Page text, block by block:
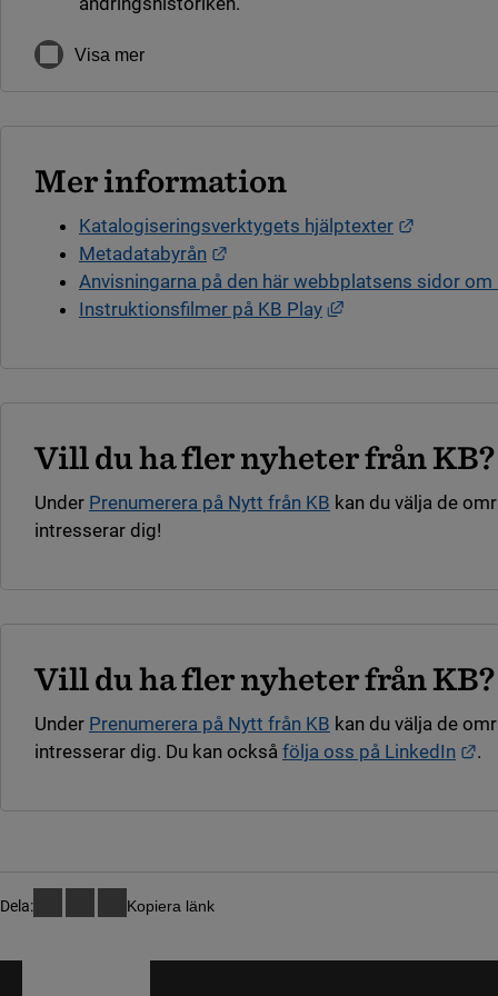
Visa mer
Mer information
Katalogiseringsverktygets hjälptexter
Metadatabyrån
Anvisningarna på den här webbplatsens sidor om
Instruktionsfilmer på KB Play
Länk till annan
Vill du ha fler nyheter från KB?
Under Prenumerera på Nytt från KB kan du välja de
intresserar dig!
Vill du ha fler nyheter från KB?
Under Prenumerera på Nytt från KB kan du välja de
intresserar dig. Du kan också följa oss på LinkedIn .
Dela: Kopiera länk